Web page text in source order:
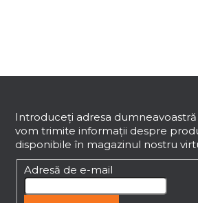
Introduceţi adresa dumneavoastră
vom trimite informaţii despre
disponibile în magazinul nostru
Adresă de e-mail